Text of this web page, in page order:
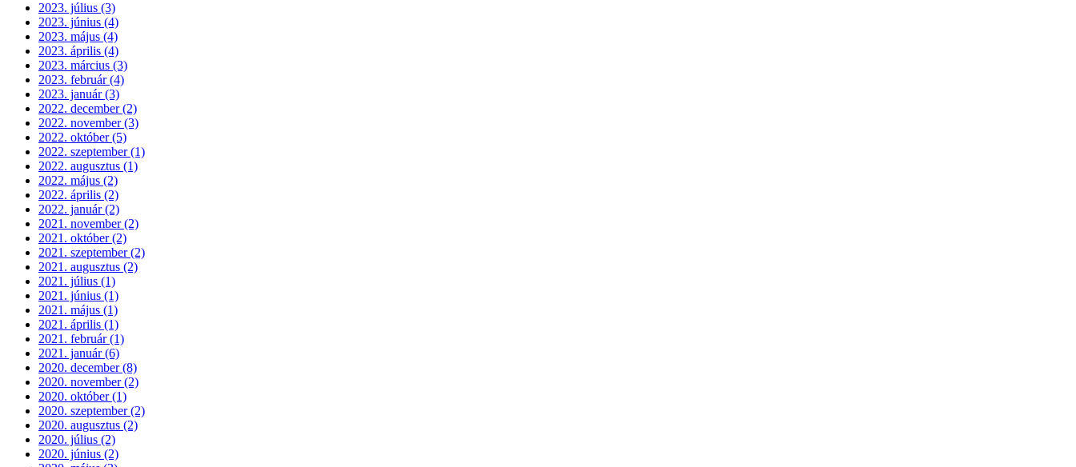
2023. július (3)
2023. június (4)
2023. május (4)
2023. április (4)
2023. március (3)
2023. február (4)
2023. január (3)
2022. december (2)
2022. november (3)
2022. október (5)
2022. szeptember (1)
2022. augusztus (1)
2022. május (2)
2022. április (2)
2022. január (2)
2021. november (2)
2021. október (2)
2021. szeptember (2)
2021. augusztus (2)
2021. július (1)
2021. június (1)
2021. május (1)
2021. április (1)
2021. február (1)
2021. január (6)
2020. december (8)
2020. november (2)
2020. október (1)
2020. szeptember (2)
2020. augusztus (2)
2020. július (2)
2020. június (2)